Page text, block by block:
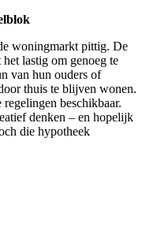
woningmarkt pittig. De
lastig om genoeg te
van hun ouders of
thuis te blijven wonen.
beschikbaar.
denken – en hopelijk
die hypotheek